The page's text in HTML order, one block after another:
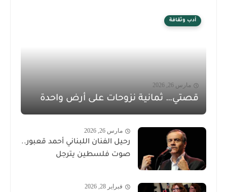
أدب وثقافة
مارس 26, 2026
قصتي… ثمانية نزوحات على أرض واحدة
مارس 26, 2026
رحيل الفنان اللبناني أحمد قعبور..
صوت فلسطين يترجل
فبراير 28, 2026